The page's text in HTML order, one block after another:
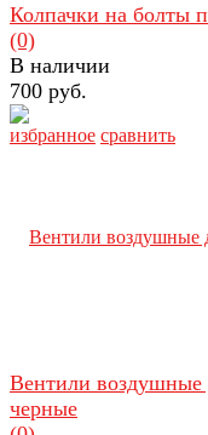
избранное сравнить
Колпачки на болты
(0)
В наличии
700 руб.
Вентили
черные